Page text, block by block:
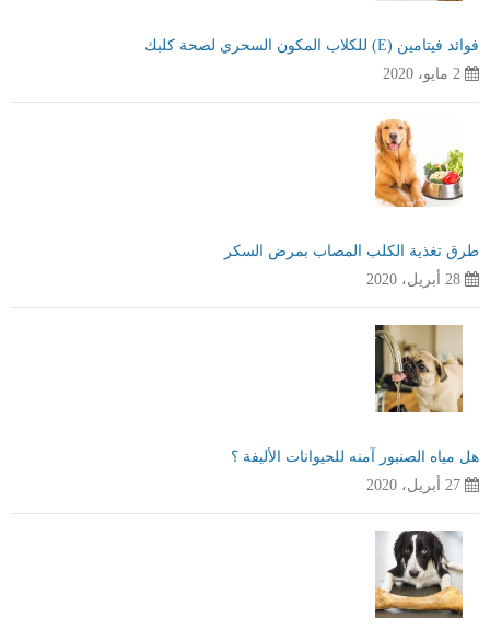
فوائد فيتامين (E) للكلاب المكون السحري لصحة كلبك
2 مايو، 2020
طرق تغذية الكلب المصاب بمرض السكر
28 أبريل، 2020
هل مياه الصنبور آمنه للحيوانات الأليفة ؟
27 أبريل، 2020